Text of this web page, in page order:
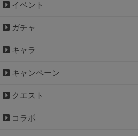
イベント
ガチャ
キャラ
キャンペーン
クエスト
コラボ